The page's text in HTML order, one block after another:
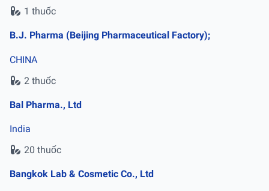
1 thuốc
B.J. Pharma (Beijing Pharmaceutical Factory);
CHINA
2 thuốc
Bal Pharma., Ltd
India
20 thuốc
Bangkok Lab & Cosmetic Co., Ltd